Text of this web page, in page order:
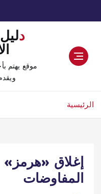
دليل الخدمات
موقع يهتم
الرئيسية
إغلاق «هرمز»
المفاوضات